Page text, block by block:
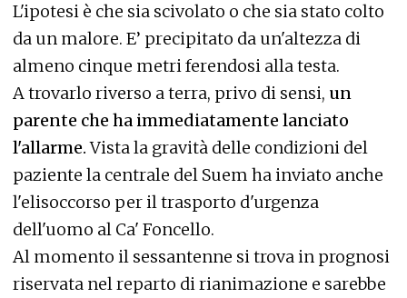
L'ipotesi è che sia scivolato o che sia stato colto
da un malore. E’ precipitato da un'altezza di
almeno cinque metri ferendosi alla testa.
A trovarlo riverso a terra, privo di sensi, un
parente che ha immediatamente lanciato
l'allarme.Vista la gravità delle condizioni del
paziente la centrale del Suem ha inviato anche
l'elisoccorso per il trasporto d'urgenza
dell'uomo al Ca' Foncello.
Al momento il sessantenne si trova in prognosi
riservata nel reparto di rianimazione e sarebbe